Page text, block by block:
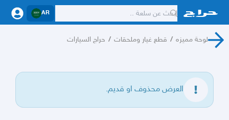
AR
لوحة مميزه / قطع غيار وملحقات / حراج السيارات
العرض محذوف او قديم.